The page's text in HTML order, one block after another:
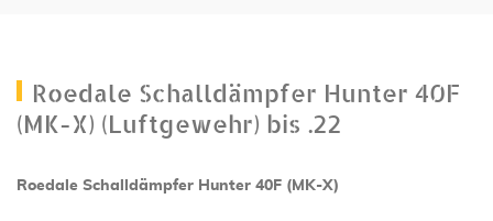
Roedale Schalldämpfer Hunter 40F
(MK-X) (Luftgewehr) bis .22
Roedale Schalldämpfer Hunter 40F (MK-X)